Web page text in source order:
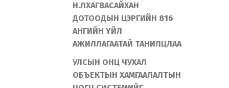
Н.ЛХАГВАСАЙХАН
ДОТООДЫН ЦЭРГИЙН 816
АНГИЙН ҮЙЛ
АЖИЛЛАГААТАЙ ТАНИЛЦЛАА
УЛСЫН ОНЦ ЧУХАЛ
ОБЪЕКТЫН ХАМГААЛАЛТЫН